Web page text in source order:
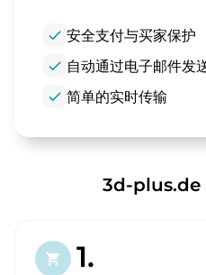
check 安全支付与买家保护
check 自动通过电子邮件发
check 简单的实时传输
3d-plus.de
shopping_cart 1.